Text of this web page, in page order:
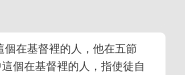
在基督裡的人，他在五節
個在基督裡的人，指使徒自